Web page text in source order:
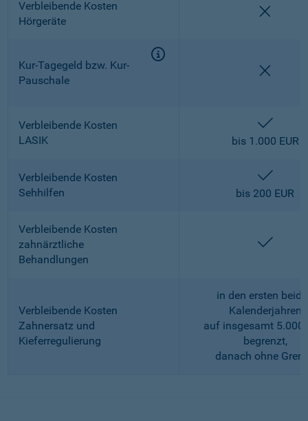
Verbleibende Kosten
Hörgeräte
Kur-Tagegeld bzw. Kur-
Pauschale
Verbleibende Kosten
LASIK
bis 1.000 EUR
Verbleibende Kosten
Sehhilfen
bis 200 EUR
Verbleibende Kosten
zahnärztliche
Behandlungen
Verbleibende Kosten
Zahnersatz und
Kieferregulierung
in den ersten
Kalenderjahren
auf insgesamt 5.000
begrenzt,
danach ohne